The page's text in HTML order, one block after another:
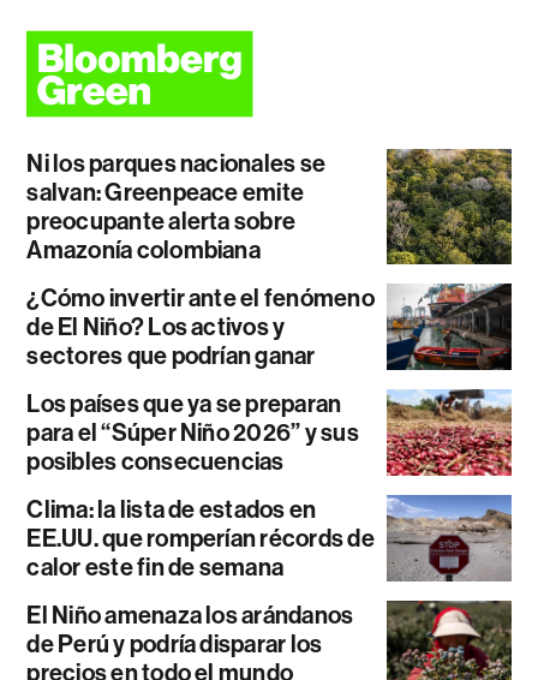
Ni los parques nacionales se
salvan: Greenpeace emite
preocupante alerta sobre
Amazonía colombiana
¿Cómo invertir ante el fenómeno
de El Niño? Los activos y
sectores que podrían ganar
Los países que ya se preparan
para el “Súper Niño 2026” y sus
posibles consecuencias
Clima: la lista de estados en
EE.UU. que romperían récords de
calor este fin de semana
El Niño amenaza los arándanos
de Perú y podría disparar los
precios en todo el mundo